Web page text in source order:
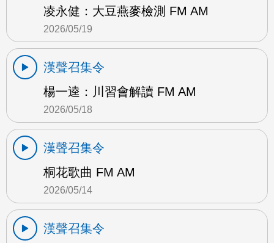
凌永健：大豆燕麥檢測 FM AM
2026/05/19
漢聲召集令
楊一逵：川習會解讀 FM AM
2026/05/18
漢聲召集令
桐花歌曲 FM AM
2026/05/14
漢聲召集令